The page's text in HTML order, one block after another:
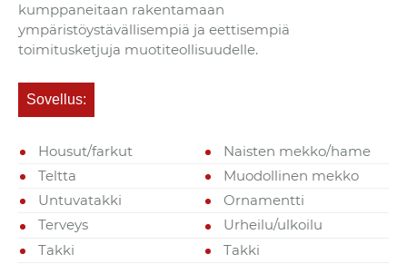
kumppaneitaan rakentamaan
ympäristöystävällisempiä ja eettisempiä
toimitusketjuja muotiteollisuudelle.
Sovellus:
Housut/farkut
Naisten mekko/hame
Teltta
Muodollinen mekko
Untuvatakki
Ornamentti
Terveys
Urheilu/ulkoilu
Takki
Takki